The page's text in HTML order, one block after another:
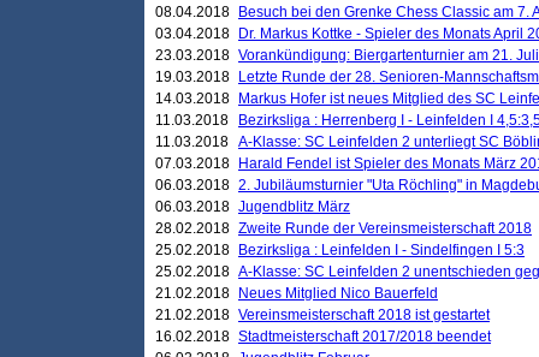
08.04.2018
Besuch bei den Grenke Chess Classic am 7.
03.04.2018
Dr. Markus Kottke - Spieler des Monats April
23.03.2018 Vorankündigung: Biergartenturnier am 21.
19.03.2018
Letzte Runde der 28. Senioren-
14.03.2018
Markus Hofer ist neues Mitglied des SC
11.03.2018
Bezirksliga : Herrenberg I - Leinfelden I
11.03.2018 A-Klasse: SC Leinfelden 2 unterliegt SC
07.03.2018
Harald Fendel ist Spieler des Monats März
06.03.2018 2. Jubiläumsturnier "Uta Röchling" in
06.03.2018 Jugendblitz März
28.02.2018 Zweite Runde der Vereinsmeisterschaft 2018
25.02.2018
Bezirksliga : Leinfelden I - Sindelfingen I 5:3
25.02.2018 A-Klasse: SC Leinfelden 2 unentschieden
21.02.2018
Neues Mitglied Nico Bauerfeld
21.02.2018 Vereinsmeisterschaft 2018 ist gestartet
16.02.2018 Stadtmeisterschaft 2017/2018 beendet